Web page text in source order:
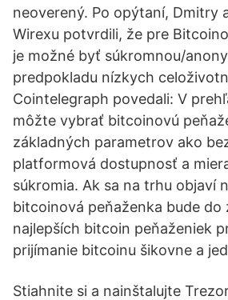
neoverený. Po opýtaní, Dmitry
Wirexu potvrdili, že pre
je možné byť súkromnou/
predpokladu nízkych
Cointelegraph povedali: V
môžte vybrať bitcoinovú
základných parametrov ako
platformová dostupnosť a
súkromia. Ak sa na trhu objaví
bitcoinová peňaženka bude do
najlepších bitcoin peňaženiek
prijímanie bitcoinu šikovne a
Stiahnite si a nainštalujte